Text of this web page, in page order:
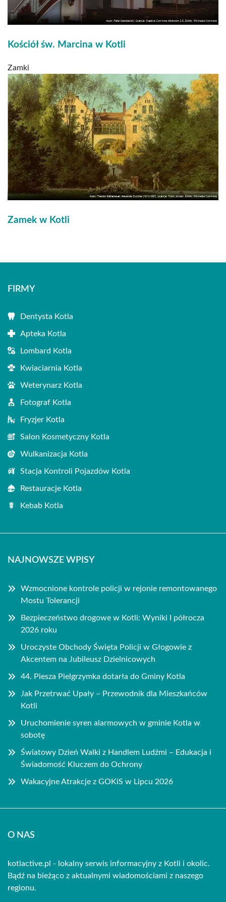
Kościół św. Marcina w Kotli
Zamki
Zamek w Kotli
FIRMY
Dentysta Kotla
Apteka Kotla
Lombard Kotla
Kwiaciarnia Kotla
Weterynarz Kotla
Fotograf Kotla
Fryzjer Kotla
Salon Kosmetyczny Kotla
Wulkanizacja Kotla
Stacja Kontroli Pojazdów Kotla
Restauracje Kotla
Kebab Kotla
NAJNOWSZE WPISY
Wzmocnione kontrole policji w rejonie remontowanego
Mostu Tolerancji
Bezpieczeństwo drogowe w Kotli: Wyniki I półrocza
2026 roku
Uroczyste Obchody Święta Policji w Głogowie z
Akcentem na Jubileusz Dzielnicowych
44. Piesza Pielgrzymka dotarła do Gminy Kotla
Jak Przetrwać Upały – Przewodnik dla Mieszkańców
Kotli
Uruchomienie syren alarmowych w gminie Kotla w
sobotę
Światowy Dzień Walki z Handlem Ludźmi – Edukacja i
Świadomość Kluczem do Ochrony
Wakacyjne Atrakcje z GOKiS w Lipcu 2026
O NAS
kotlactive.pl - lokalny serwis informacyjny z Kotli i okolic.
Bądź na bieżąco z aktualnymi wiadomościami z naszego
regionu.